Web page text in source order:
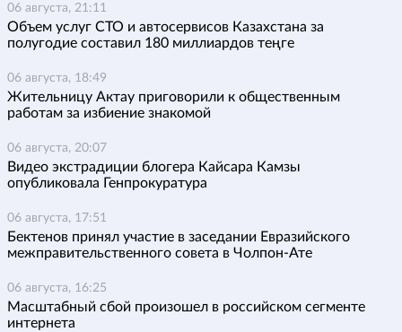
06 августа, 21:11
Объем услуг СТО и автосервисов Казахстана за
полугодие составил 180 миллиардов теңге
06 августа, 18:49
Жительницу Актау приговорили к общественным
работам за избиение знакомой
06 августа, 20:07
Видео экстрадиции блогера Кайсара Камзы
опубликовала Генпрокуратура
06 августа, 17:51
Бектенов принял участие в заседании Евразийского
межправительственного совета в Чолпон-Ате
06 августа, 16:25
Масштабный сбой произошел в российском сегменте
интернета